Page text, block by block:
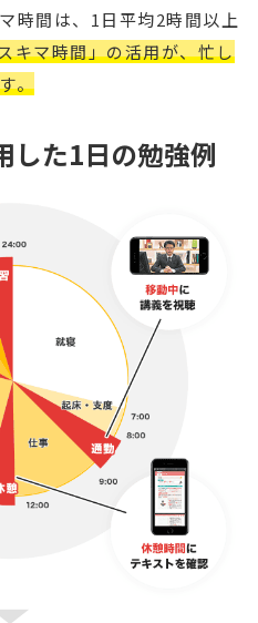
時間は、1日平均2時間以上
キマ時間」の活用が、忙し
。
した1日の勉強例